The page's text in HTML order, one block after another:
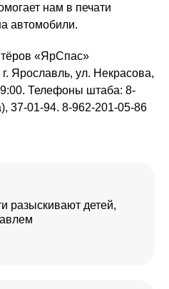
нам в печати
автомобили.
«ЯрСпас»
Ярославль, ул. Некрасова,
Телефоны штаба: 8-
37-01-94. 8-962-201-05-86
разыскивают детей,